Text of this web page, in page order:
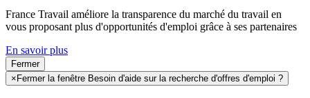
France Travail améliore la transparence du marché du travail en
vous proposant plus d'opportunités d'emploi grâce à ses partenaires
En savoir plus
Fermer
× Fermer la fenêtre Besoin d'aide sur la recherche d'offres d'emploi ?